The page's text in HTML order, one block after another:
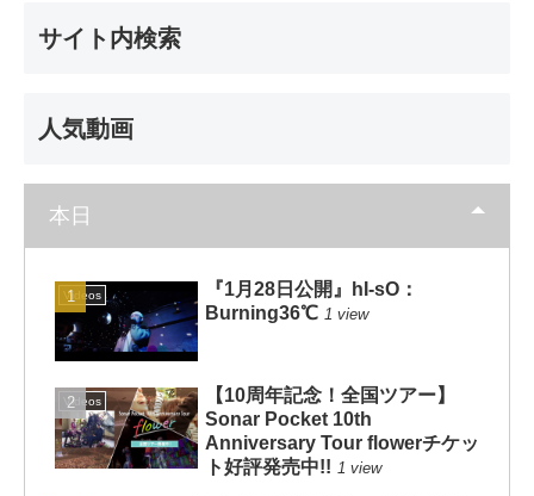
サイト内検索
人気動画
本日
Videos
『1月28日公開』hI-sO：
Burning36℃ 1 view
Videos
【10周年記念！全国ツアー】
Sonar Pocket 10th
Anniversary Tour flowerチケッ
ト好評発売中!! 1 view